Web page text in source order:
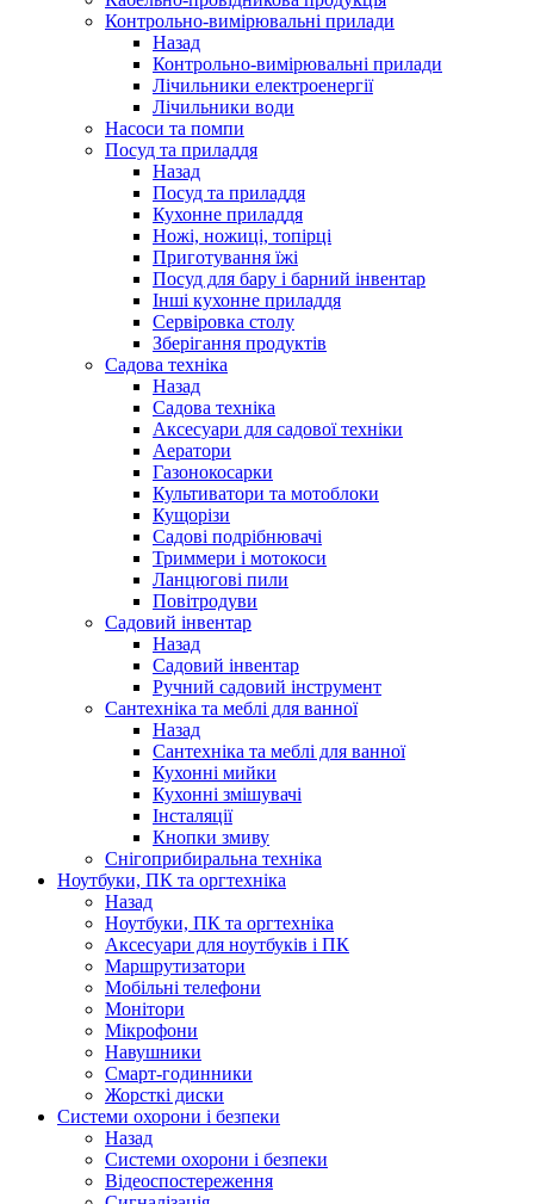
Контрольно-вимірювальні прилади
Назад
Контрольно-вимірювальні прилади
Лічильники електроенергії
Лічильники води
Насоси та помпи
Посуд та приладдя
Назад
Посуд та приладдя
Кухонне приладдя
Ножі, ножиці, топірці
Приготування їжі
Посуд для бару і барний інвентар
Інші кухонне приладдя
Сервіровка столу
Зберігання продуктів
Садова техніка
Назад
Садова техніка
Аксесуари для садової техніки
Аератори
Газонокосарки
Культиватори та мотоблоки
Кущорізи
Садові подрібнювачі
Триммери і мотокоси
Ланцюгові пили
Повітродуви
Садовий інвентар
Назад
Садовий інвентар
Ручний садовий інструмент
Сантехніка та меблі для ванної
Назад
Сантехніка та меблі для ванної
Кухонні мийки
Кухонні змішувачі
Інсталяції
Кнопки змиву
Снігоприбиральна техніка
Ноутбуки, ПК та оргтехніка
Назад
Ноутбуки, ПК та оргтехніка
Аксесуари для ноутбуків і ПК
Маршрутизатори
Мобільні телефони
Монітори
Мікрофони
Навушники
Смарт-годинники
Жорсткі диски
Системи охорони і безпеки
Назад
Системи охорони і безпеки
Відеоспостереження